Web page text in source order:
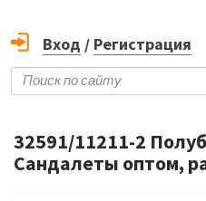
Вход / Регистрация
32591/11211-2
Сандалеты оптом,